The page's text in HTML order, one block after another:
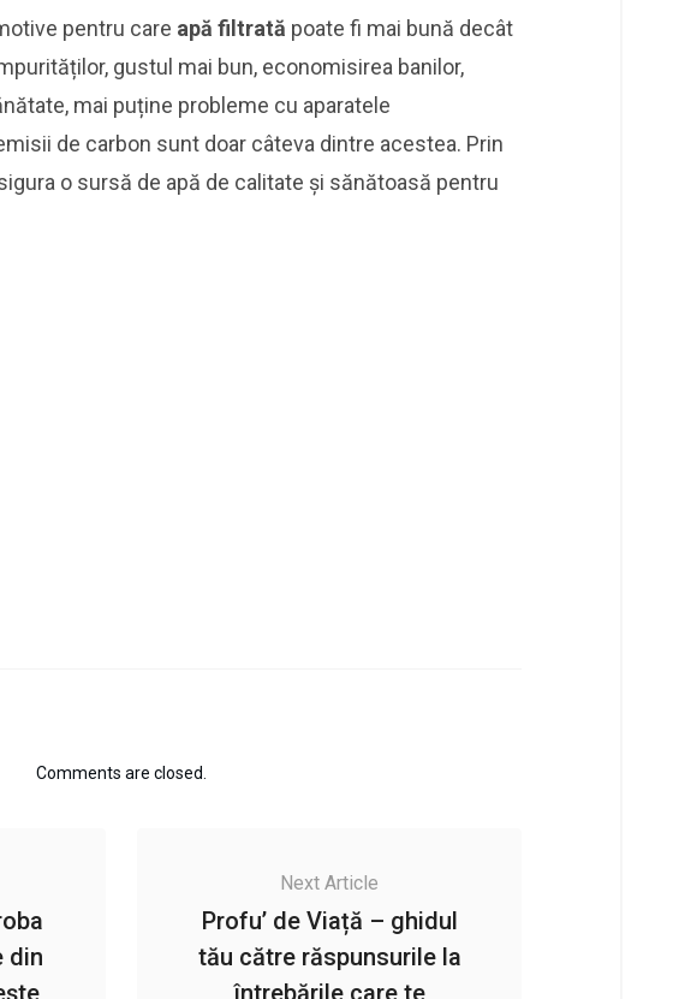
pentru care apă filtrată poate fi mai bună decât
gustul mai bun, economisirea banilor,
mai puține probleme cu aparatele
de carbon sunt doar câteva dintre acestea. Prin
o sursă de apă de calitate și sănătoasă pentru
Comments are closed.
din
Next Article
Profu’ de Viață – ghidul
tău către răspunsurile la
întrebările care te